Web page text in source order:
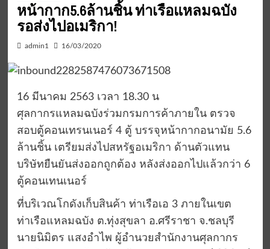
หน้ากาก5.6ล้านชิ้น ท่าเรือแหลมฉบัง
รอส่งไปอเมริกา!
admin1 16/03/2020
16 มีนาคม 2563 เวลา 18.30 น
ศุลกากรแหลมฉบังร่วมกรมการค้าภายใน ตรวจ
สอบตู้คอนเทรนเนอร์ 4 ตู้ บรรจุหน้ากากอนามัย 5.6
ล้านชิ้น เตรียมส่งไปสหรัฐอเมริกา ด้านตัวแทน
บริษัทยืนยันส่งออกถูกต้อง หลังส่งออกไปแล้วกว่า 6
ตู้คอนเทนเนอร์
ที่บริเวณโกดังเก็บสินค้า ท่าเรือเอ 3 ภายในเขต
ท่าเรือแหลมฉบัง ต.ทุ่งสุขลา อ.ศรีราชา จ.ชลบุรี
นายนิมิตร แสงอำไพ ผู้อำนวยสำนักงานศุลกากร